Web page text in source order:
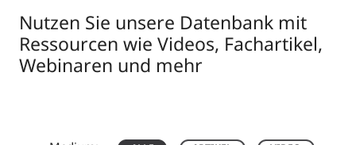
Nutzen Sie unsere Datenbank mit
Ressourcen wie Videos, Fachartikel,
Webinaren und mehr